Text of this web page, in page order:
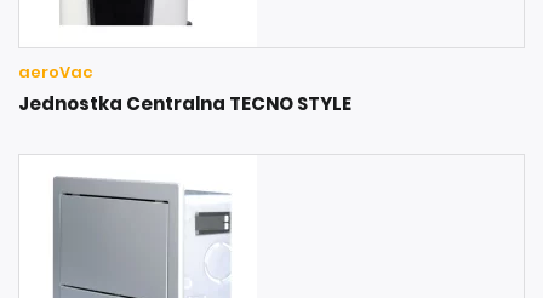
aeroVac
Jednostka Centralna TECNO STYLE